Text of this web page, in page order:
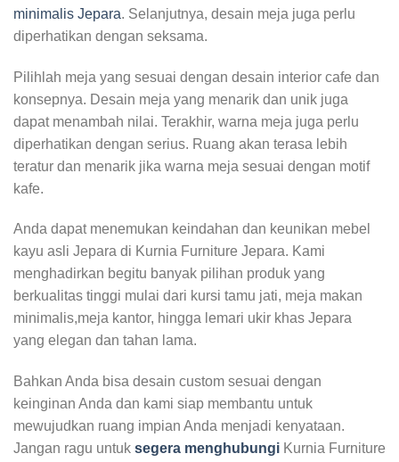
minimalis Jepara. Selanjutnya, desain meja juga perlu
diperhatikan dengan seksama.
Pilihlah meja yang sesuai dengan desain interior cafe dan
konsepnya. Desain meja yang menarik dan unik juga
dapat menambah nilai. Terakhir, warna meja juga perlu
diperhatikan dengan serius. Ruang akan terasa lebih
teratur dan menarik jika warna meja sesuai dengan motif
kafe.
Anda dapat menemukan keindahan dan keunikan mebel
kayu asli Jepara di Kurnia Furniture Jepara. Kami
menghadirkan begitu banyak pilihan produk yang
berkualitas tinggi mulai dari kursi tamu jati, meja makan
minimalis,meja kantor, hingga lemari ukir khas Jepara
yang elegan dan tahan lama.
Bahkan Anda bisa desain custom sesuai dengan
keinginan Anda dan kami siap membantu untuk
mewujudkan ruang impian Anda menjadi kenyataan.
Jangan ragu untuk segera menghubungi Kurnia Furniture